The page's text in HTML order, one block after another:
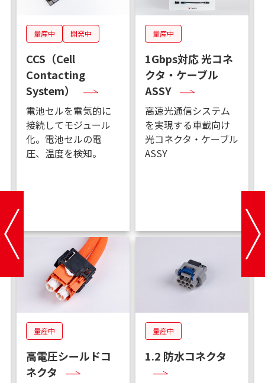
量産中 開発中
CCS（Cell
Contacting
System）
電池セルを電気的に
接続してモジュール
化。電池セルの電
圧、温度を検知。
量産中
1Gbps対応 光コネ
クタ・ケーブル
ASSY
高速光通信システム
を実現する車載向け
光コネクタ・ケーブル
ASSY
量産中
高電圧シールドコ
ネクタ
量産中
1.2 防水コネクタ